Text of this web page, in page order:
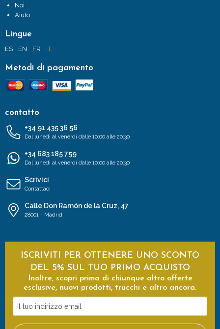
Noi
Aiuto
Lingue
ES EN FR IT
Metodi di pagamento
contatto
+34 91 435 36 56
Dal lunedì al venerdì dalle 10:00 alle 20:30
+34 683 185 759
Dal lunedì al venerdì dalle 10:00 alle 20:30
Scrivici
Contattaci
Calle Don Ramón de la Cruz, 47
28001 - Madrid
ISCRIVITI PER OTTENERE UNO SCONTO
DEL 5% SUL TUO PRIMO ACQUISTO
Inoltre, scopri prima di chiunque altro offerte
esclusive, nuovi prodotti, trucchi e altro ancora.
tuo
indirizzo